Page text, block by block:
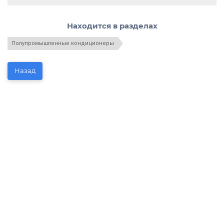
Находится в разделах
Полупромышленные кондиционеры
Назад